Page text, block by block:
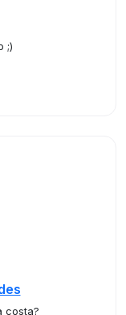
;)
costa?